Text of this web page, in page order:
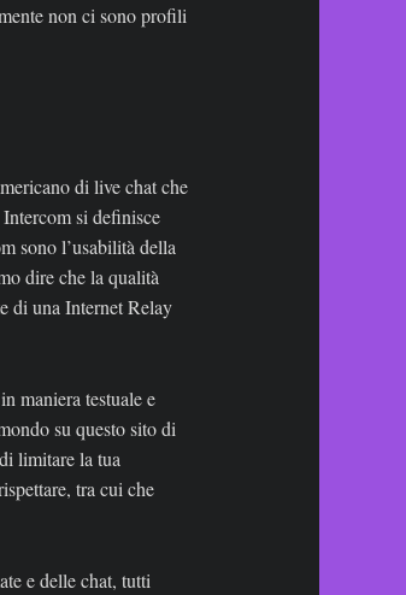
non ci sono profili
di live chat che
si definisce
sono l’usabilità della
dire che la qualità
di una Internet Relay
maniera testuale e
su questo sito di
limitare la tua
tra cui che
e delle chat, tutti